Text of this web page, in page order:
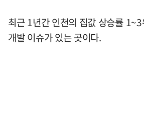
최근 1년간 인천의 집값 상승률
개발 이슈가 있는 곳이다.